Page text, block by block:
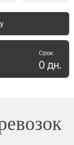
Срок:
0 дн.